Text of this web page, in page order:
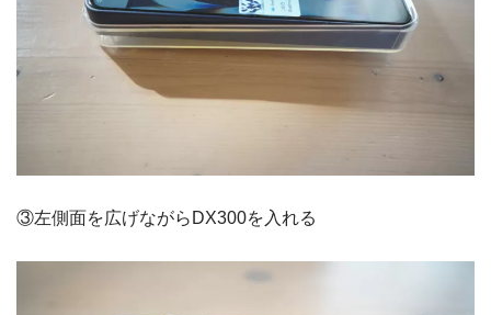
③左側面を広げながらDX300を入れる